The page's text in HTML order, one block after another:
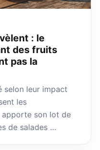
: le
des fruits
pas la
selon leur impact
les
apporte son lot de
de salades …